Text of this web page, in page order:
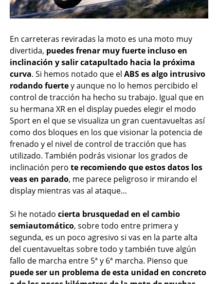
En carreteras reviradas la moto es una moto muy
divertida, puedes frenar muy fuerte incluso en
inclinación y salir catapultado hacia la próxima
curva. Si hemos notado que el ABS es algo intrusivo
rodando fuertey aunque no lo hemos percibido el
control de tracción ha hecho su trabajo. Igual que en
su hermana XR en el display puedes elegir el modo
Sport en el que se visualiza un gran cuentavueltas así
como dos bloques en los que visionar la potencia de
frenado y el nivel de control de tracción que has
utilizado. También podrás visionar los grados de
inclinación pero te recomiendo que estos datos los
veas en parado, me parece peligroso ir mirando el
display mientras vas al ataque…
Si he notado cierta brusquedad en el cambio
semiautomático, sobre todo entre primera y
segunda, es un poco agresivo si vas en la parte alta
del cuentavueltas sobre todo y también tuve algún
fallo de marcha entre 5ª y 6ª marcha. Pienso que
puede ser un problema de esta unidad en concreto